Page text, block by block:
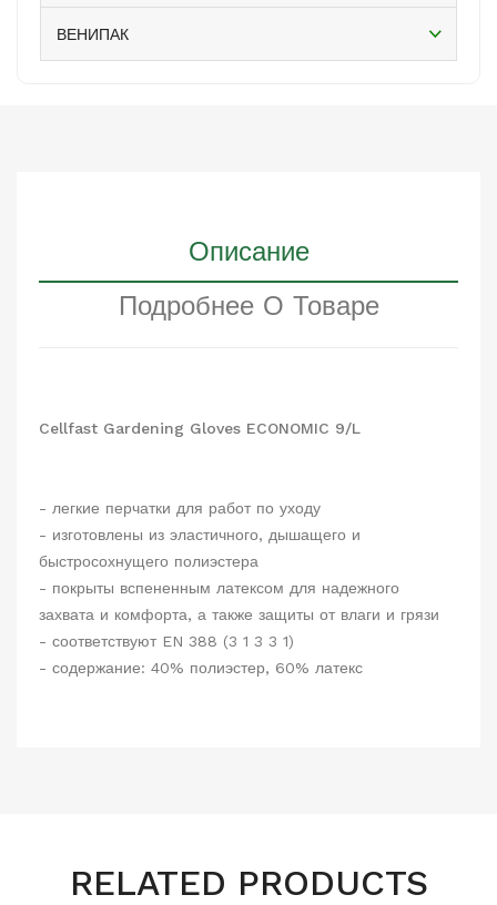
ВЕНИПАК
Описание
Подробнее О Товаре
Cellfast Gardening Gloves ECONOMIC 9/L
- легкие перчатки для работ по уходу
- изготовлены из эластичного, дышащего и
быстросохнущего полиэстера
- покрыты вспененным латексом для надежного
захвата и комфорта, а также защиты от влаги и грязи
- соответствуют EN 388 (3 1 3 3 1)
- содержание: 40% полиэстер, 60% латекс
RELATED PRODUCTS